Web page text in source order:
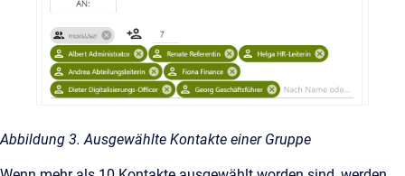
Abbildung 3. Ausgewählte Kontakte einer Gruppe